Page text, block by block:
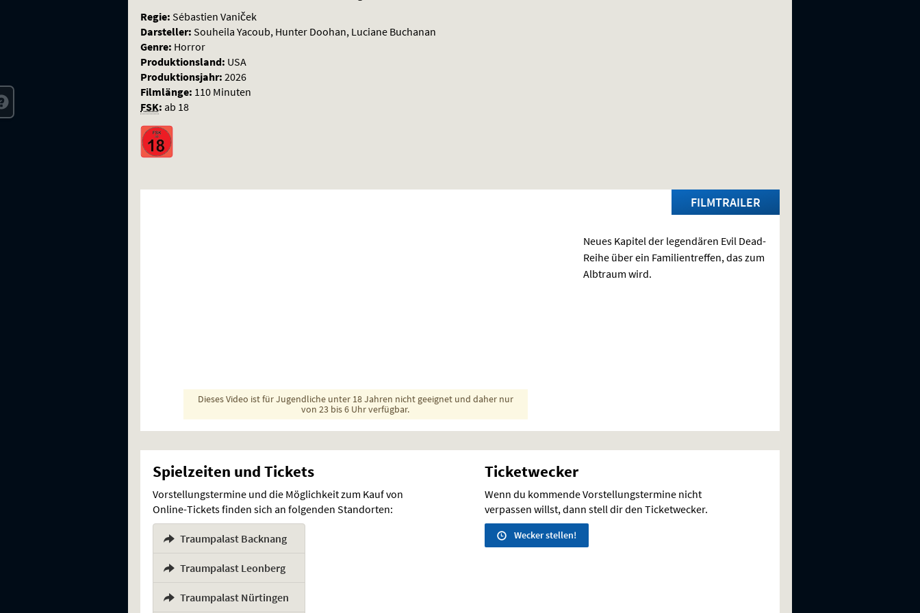
Regie: Sébastien Vaniček
Darsteller: Souheila Yacoub, Hunter Doohan, Luciane Buchanan
Genre: Horror
Produktionsland: USA
Produktionsjahr: 2026
Filmlänge: 110 Minuten
FSK: ab 18
FILMTRAILER
Dieses Video ist für Jugendliche unter 18 Jahren nicht geeignet und daher nur
von 23 bis 6 Uhr verfügbar.
Neues Kapitel der legendären Evil Dead-
Reihe über ein Familientreffen, das zum
Albtraum wird.
Spielzeiten und Tickets
Vorstellungstermine und die Möglichkeit zum Kauf von
Online-Tickets finden sich an folgenden Standorten:
Traumpalast Backnang
Traumpalast Leonberg
Traumpalast Nürtingen
Ticketwecker
Wenn du kommende Vorstellungstermine nicht
verpassen willst, dann stell dir den Ticketwecker.
Wecker stellen!